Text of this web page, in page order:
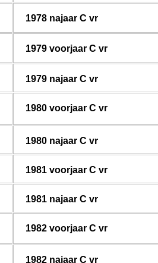
1978 najaar C vr
1979 voorjaar C vr
1979 najaar C vr
1980 voorjaar C vr
1980 najaar C vr
1981 voorjaar C vr
1981 najaar C vr
1982 voorjaar C vr
1982 najaar C vr